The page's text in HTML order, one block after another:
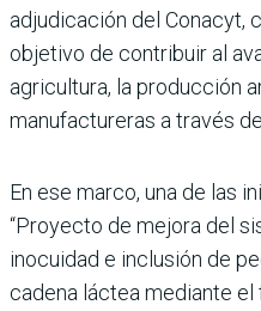
adjudicación del Conacyt,
objetivo de contribuir al
agricultura, la producción
manufactureras a través
En ese marco, una de las
“Proyecto de mejora del
inocuidad e inclusión de
cadena láctea mediante